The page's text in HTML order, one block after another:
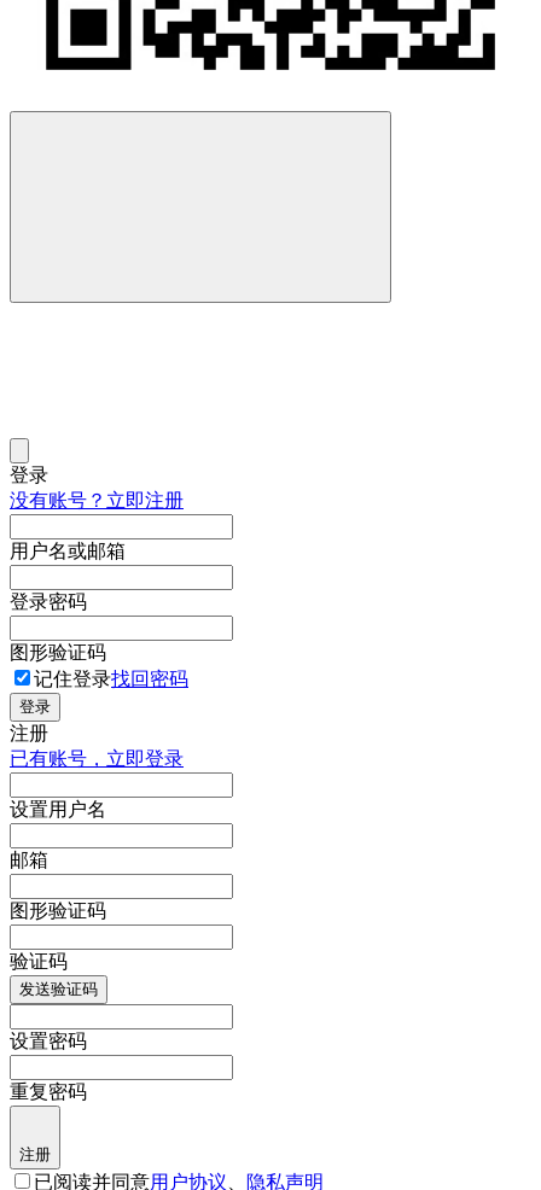
登录
没有账号？立即注册
用户名或邮箱
登录密码
图形验证码
记住登录找回密码
登录
注册
已有账号，立即登录
设置用户名
邮箱
图形验证码
验证码
发送验证码
设置密码
重复密码
注册
已阅读并同意用户协议 隐私声明